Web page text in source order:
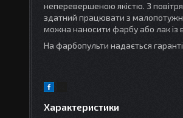
неперевершеною якістю. З
здатний працювати з
можна наносити фарбу або лак із
На фарбопульти надається
Характеристики